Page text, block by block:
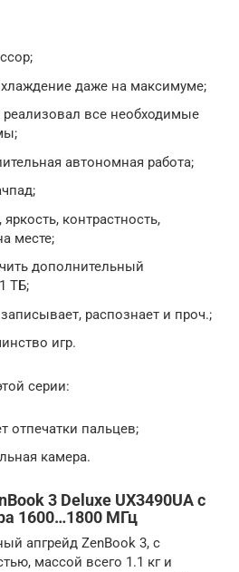
даже на максимуме;
реализовал все необходимые
автономная работа;
контрастность,
месте;
дополнительный
ТБ;
распознает и проч.;
игр.
серии:
отпечатки пальцев;
камера.
3 Deluxe UX3490UA с
1600…1800 МГц
апгрейд ZenBook 3, с
массой всего 1.1 кг и